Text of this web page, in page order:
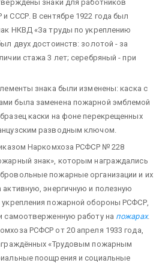
знаки для работников
СССР. В сентябре 1922 года был
НКВД «За труды по укреплению
двух достоинств: золотой - за
стажа 3 лет; серебряный - при
знака были изменены: каска с
была заменена пожарной эмблемой
каски на фоне перекрещенных
разводным ключом.
Наркомхоза РСФСР № 228
знак», которым награждались
пожарные организации и их
активную, энергичную и полезную
укрепления пожарной обороны РСФСР,
самоотверженную работу на пожарах.
РСФСР от 20 апреля 1933 года,
«Трудовым пожарным
поощрения и социальные